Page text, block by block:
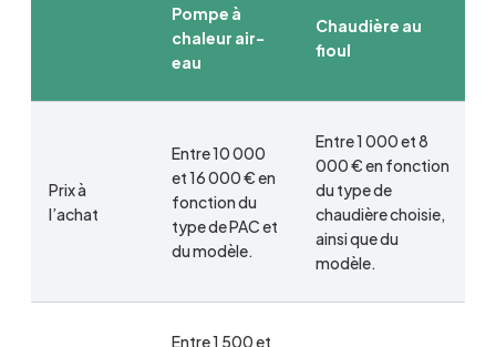
Pompe à
chaleur air-
eau
Chaudière au
fioul
Prix à
l’achat
Entre 10 000
et 16 000 € en
fonction du
type de PAC et
du modèle.
Entre 1 000 et 8
000 € en fonction
du type de
chaudière choisie,
ainsi que du
modèle.
Entre 1 500 et